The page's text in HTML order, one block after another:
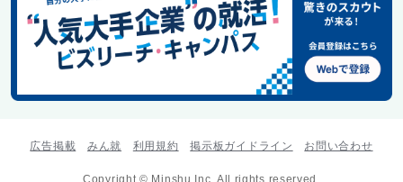
広告掲載 みん就 利用規約 掲示板ガイドライン お問い合わせ
Copyright © Minshu Inc. All rights reserved.